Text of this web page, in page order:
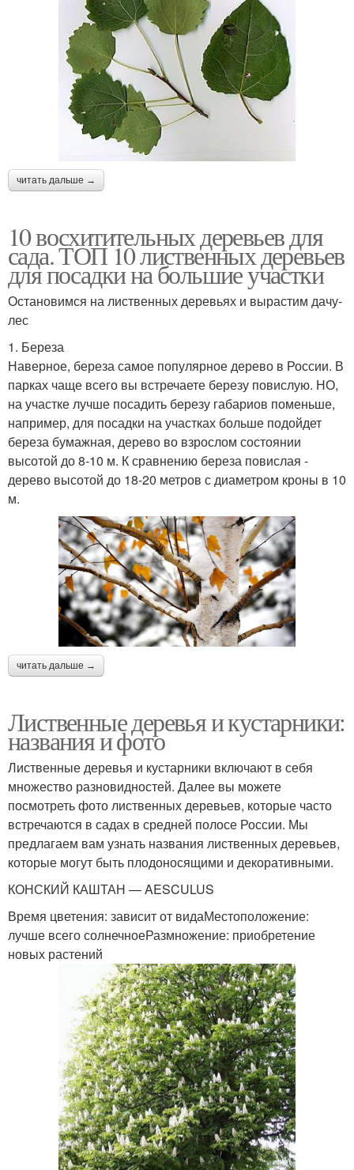
читать дальше →
10 восхитительных деревьев для
сада. ТОП 10 лиственных деревьев
для посадки на большие участки
Остановимся на лиственных деревьях и вырастим дачу-
лес
1. Береза
Наверное, береза самое популярное дерево в России. В
парках чаще всего вы встречаете березу повислую. НО,
на участке лучше посадить березу габариов поменьше,
например, для посадки на участках больше подойдет
береза бумажная, дерево во взрослом состоянии
высотой до 8-10 м. К сравнению береза повислая -
дерево высотой до 18-20 метров с диаметром кроны в 10
м.
читать дальше →
Лиственные деревья и кустарники:
названия и фото
Лиственные деревья и кустарники включают в себя
множество разновидностей. Далее вы можете
посмотреть фото лиственных деревьев, которые часто
встречаются в садах в средней полосе России. Мы
предлагаем вам узнать названия лиственных деревьев,
которые могут быть плодоносящими и декоративными.
КОНСКИЙ КАШТАН — AESCULUS
Время цветения: зависит от видаМестоположение:
лучше всего солнечноеРазмножение: приобретение
новых растений